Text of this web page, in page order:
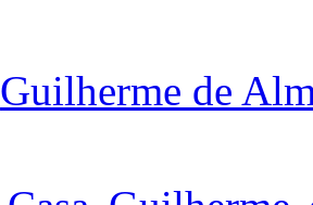
Guilherme de